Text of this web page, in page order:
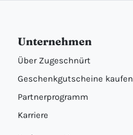
Unternehmen
Über Zugeschnürt
Geschenkgutscheine kaufen
Partnerprogramm
Karriere